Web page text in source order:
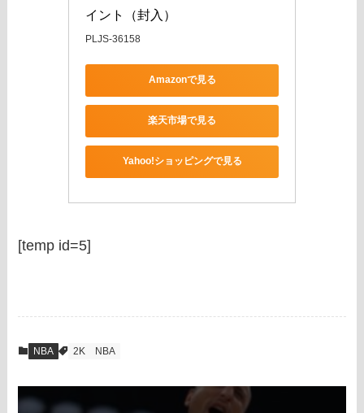
イント（封入）
PLJS-36158
Amazonで見る
楽天市場で見る
Yahoo!ショッピングで見る
[temp id=5]
NBA 2K NBA